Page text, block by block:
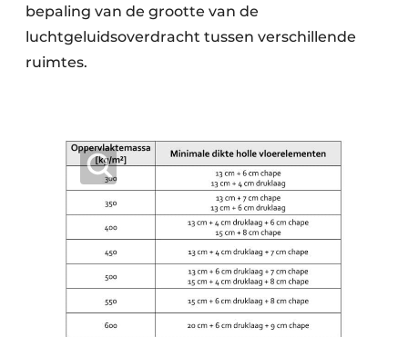
bepaling van de grootte van de
luchtgeluidsoverdracht tussen verschillende
ruimtes.